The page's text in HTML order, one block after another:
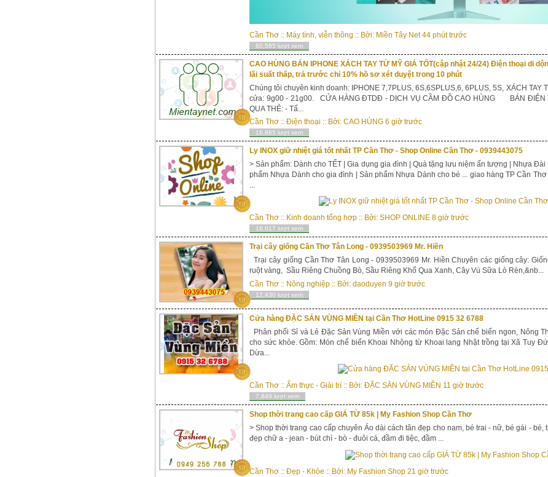
Cần Thơ :: Máy tính, viễn thông :: Bởi: Miền Tây Net 44 phút trước
60,585 lượt xem
CAO HÙNG BÁN IPHONE XÁCH TAY TỪ MỸ GIÁ TỐT(cập nhật 24/24) Điện thoại di
lãi suất thấp, trả trước chỉ 10% hồ sơ xét duyệt trong 10 phút
Chúng tôi chuyên kinh doanh: IPHONE 7,7PLUS, 6S,6SPLUS,6, 6PLUS, 5S, XÁCH TAY
cửa: 9g00 - 21g00. CỬA HÀNG ĐTDĐ - DỊCH VỤ CẦM ĐỒ CAO HÙNG BÁN ĐIỆN
QUA THẺ: - Tấ...
Cần Thơ :: Điện thoại :: Bởi: CAO HÙNG 6 giờ trước
16,865 lượt xem
Ly INOX giữ nhiệt giá tốt nhất TP Cần Thơ - Shop Online Cần Thơ - 0939443075
> Sản phẩm: Dành cho TẾT | Gia dụng gia đình | Quà tặng lưu niệm ấn tượng | Nhựa
phẩm Nhựa Dành cho gia đình | Sản phẩm Nhựa Dành cho bé ... giao hàng TP Cần
...
Cần Thơ :: Kinh doanh tổng hợp :: Bởi: SHOP ONLINE 8 giờ trước
16,017 lượt xem
Trại cây giống Cần Thơ Tân Long - 0939503969 Mr. Hiền
Trại cây giống Cần Thơ Tân Long - 0939503969 Mr. Hiền Chuyên các giống cây:
ruột vàng, Sầu Riêng Chuồng Bò, Sầu Riêng Khổ Qua Xanh, Cây Vú Sữa Lò Rèn,&nb...
Cần Thơ :: Nông nghiệp :: Bởi: daoduyen 9 giờ trước
12,430 lượt xem
Cửa hàng ĐẶC SẢN VÙNG MIỀN tại Cần Thơ HotLine 0915 32 6788
Phân phối Sỉ và Lẻ Đặc Sản Vùng Miền với các món Đặc Sản chế biến ngon, Nông
cho sức khỏe. Gồm: Món chế biến Khoai Nhộng từ Khoai lang Nhật trồng tại Xã Tuy
Dừa...
Cần Thơ :: Ẩm thực - Giải trí :: Bởi: ĐẶC SẲN VÙNG MIỀN 11 giờ trước
7,849 lượt xem
Shop thời trang cao cấp GIÁ TỪ 85k | My Fashion Shop Cần Thơ
> Shop thời trang cao cấp chuyên Áo dài cách tân đẹp cho nam, bé trai - nữ, bé gái - bé,
đẹp chữ a - jean - bút chì - bò - đuôi cá, đầm đi tiệc, đầm ...
Cần Thơ :: Đẹp - Khỏe :: Bởi: My Fashion Shop 21 giờ trước